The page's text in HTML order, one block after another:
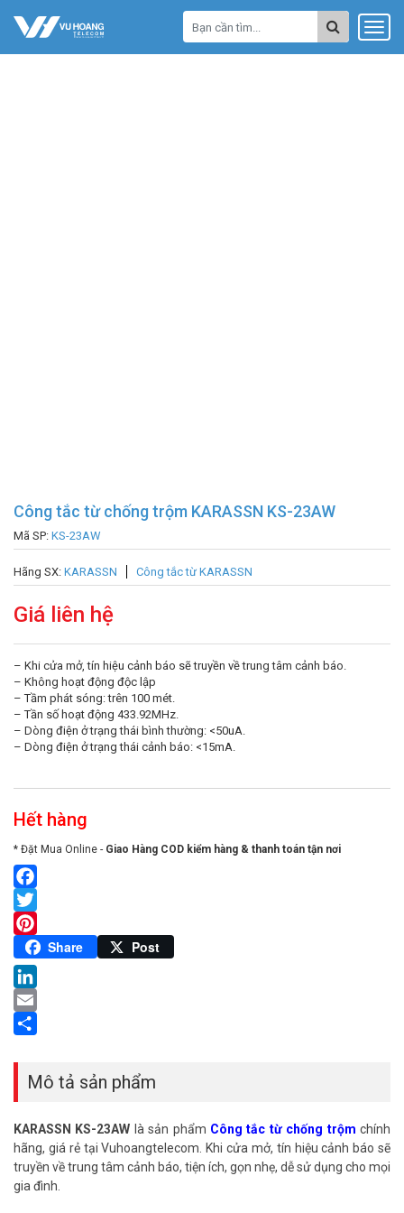
Công tắc từ chống trộm KARASSN KS-23AW
Mã SP: KS-23AW
Hãng SX: KARASSN Công tắc từ KARASSN
Giá liên hệ
– Khi cửa mở, tín hiệu cảnh báo sẽ truyền về trung tâm cảnh báo.
– Không hoạt động độc lập
– Tầm phát sóng: trên 100 mét.
– Tần số hoạt động 433.92MHz.
– Dòng điện ở trạng thái bình thường: <50uA.
– Dòng điện ở trạng thái cảnh báo: <15mA.
Hết hàng
* Đặt Mua Online - Giao Hàng COD kiểm hàng & thanh toán tận nơi
Facebook
Twitter
Pinterest
Share Post
LinkedIn
Email
Mô tả sản phẩm
KARASSN KS-23AW là sản phẩm Công tắc từ chống trộm chính
hãng, giá rẻ tại Vuhoangtelecom. Khi cửa mở, tín hiệu cảnh báo sẽ
truyền về trung tâm cảnh báo, tiện ích, gọn nhẹ, dễ sử dụng cho mọi
gia đình.